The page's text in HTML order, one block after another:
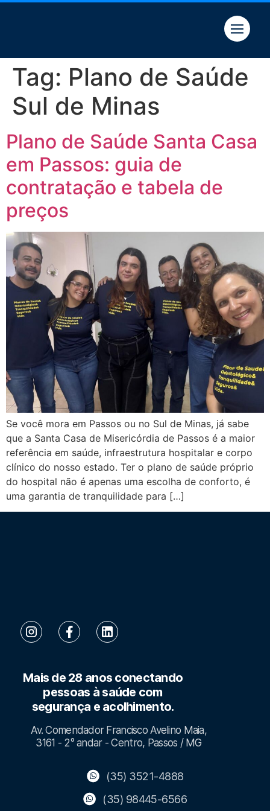
Tag: Plano de Saúde
Sul de Minas
Plano de Saúde Santa Casa
em Passos: guia de
contratação e tabela de
preços
Se você mora em Passos ou no Sul de Minas, já sabe
que a Santa Casa de Misericórdia de Passos é a maior
referência em saúde, infraestrutura hospitalar e corpo
clínico do nosso estado. Ter o plano de saúde próprio
do hospital não é apenas uma escolha de conforto, é
uma garantia de tranquilidade para […]
Mais de 28 anos conectando
pessoas à saúde com
segurança e acolhimento.
Av. Comendador Francisco Avelino Maia,
3161 - 2° andar - Centro, Passos / MG
(35) 3521-4888
(35) 98445-6566